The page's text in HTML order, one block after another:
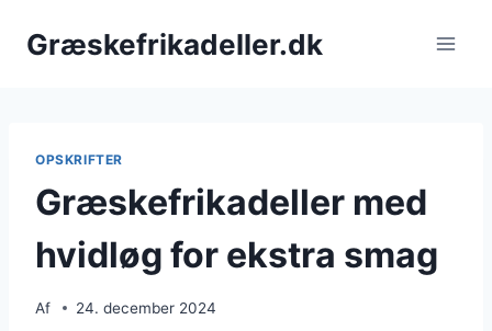
Græskefrikadeller.dk
OPSKRIFTER
Græskefrikadeller med
hvidløg for ekstra smag
Af 24. december 2024